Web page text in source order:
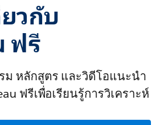
ยวกับ
ฟรี
ม หลักสูตร และวิดีโอแนะนำ
ฟรีเพื่อเรียนรู้การวิเคราะห์